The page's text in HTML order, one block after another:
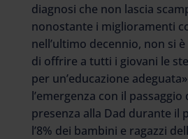
diagnosi che non lascia
nonostante i miglioramenti
nell’ultimo decennio, non si
di offrire a tutti i giovani le
per un’educazione
l’emergenza con il
presenza alla Dad durante il
l’8% dei bambini e ragazzi